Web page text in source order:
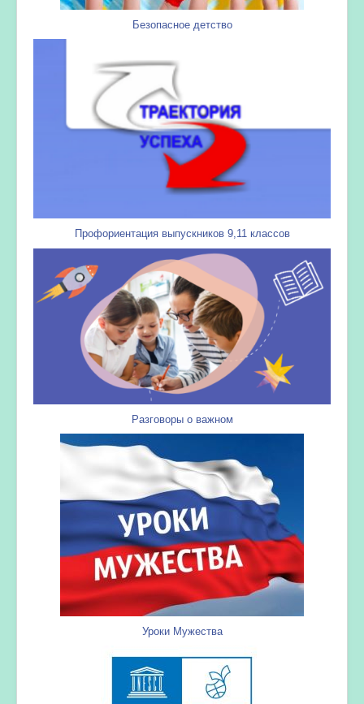
Безопасное детство
Профориентация выпускников 9,11 классов
Разговоры о важном
Уроки Мужества